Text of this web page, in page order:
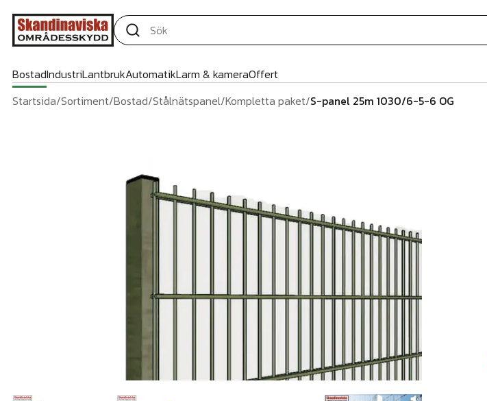
BostadIndustriLantbrukAutomatikLarm & kameraOffert
Startsida/Sortiment/Bostad/Stålnätspanel/Kompletta paket/S-panel 25m 1030/6-5-6 OG